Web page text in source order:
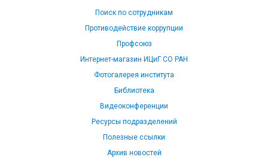
Поиск по сотрудникам
Противодействие коррупции
Профсоюз
Интернет-магазин ИЦиГ СО РАН
Фотогалерея института
Библиотека
Видеоконференции
Ресурсы подразделений
Полезные ссылки
Архив новостей